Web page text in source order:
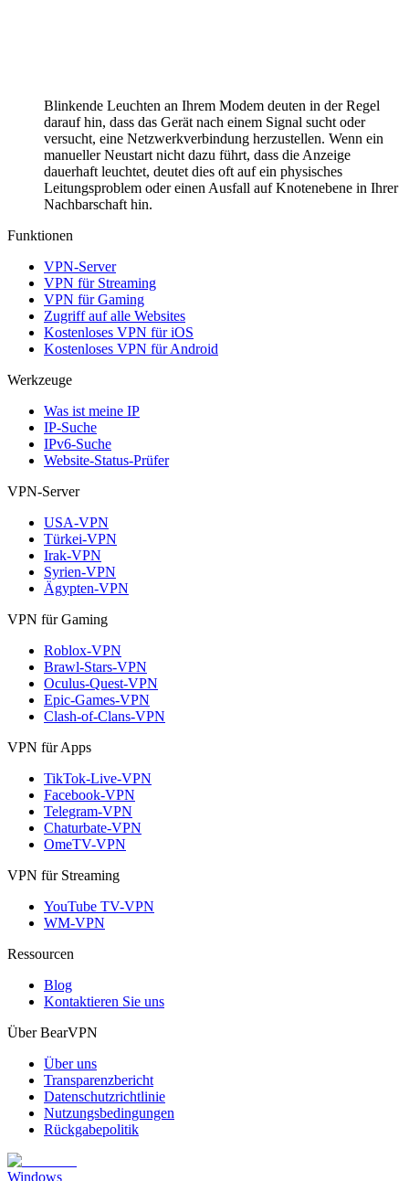
Blinkende Leuchten an Ihrem Modem deuten in der Regel
darauf hin, dass das Gerät nach einem Signal sucht oder
versucht, eine Netzwerkverbindung herzustellen. Wenn ein
manueller Neustart nicht dazu führt, dass die Anzeige
dauerhaft leuchtet, deutet dies oft auf ein physisches
Leitungsproblem oder einen Ausfall auf Knotenebene in Ihrer
Nachbarschaft hin.
Funktionen
VPN-Server
VPN für Streaming
VPN für Gaming
Zugriff auf alle Websites
Kostenloses VPN für iOS
Kostenloses VPN für Android
Werkzeuge
Was ist meine IP
IP-Suche
IPv6-Suche
Website-Status-Prüfer
VPN-Server
USA-VPN
Türkei-VPN
Irak-VPN
Syrien-VPN
Ägypten-VPN
VPN für Gaming
Roblox-VPN
Brawl-Stars-VPN
Oculus-Quest-VPN
Epic-Games-VPN
Clash-of-Clans-VPN
VPN für Apps
TikTok-Live-VPN
Facebook-VPN
Telegram-VPN
Chaturbate-VPN
OmeTV-VPN
VPN für Streaming
YouTube TV-VPN
WM-VPN
Ressourcen
Blog
Kontaktieren Sie uns
Über BearVPN
Über uns
Transparenzbericht
Datenschutzrichtlinie
Nutzungsbedingungen
Rückgabepolitik
Windows